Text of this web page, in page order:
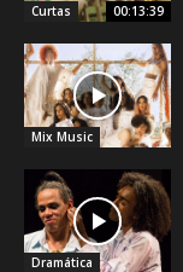
Curtas 00:13:39
Mix Music
Dramática